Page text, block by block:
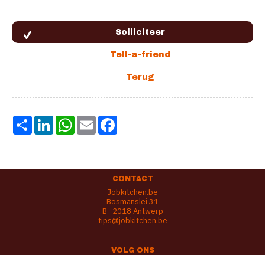
Share LinkedInWhatsApp
Email
CONTACT
Jobkitchen.be
Bosmanslei 31
B–2018 Antwerp
tips@jobkitchen.be
VOLG ONS